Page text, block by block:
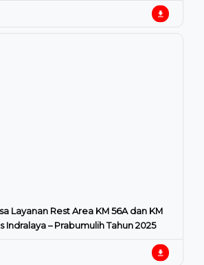
Layanan Rest Area KM 56A dan KM
Indralaya – Prabumulih Tahun 2025